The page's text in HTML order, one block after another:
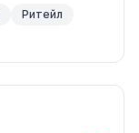
Ритейл